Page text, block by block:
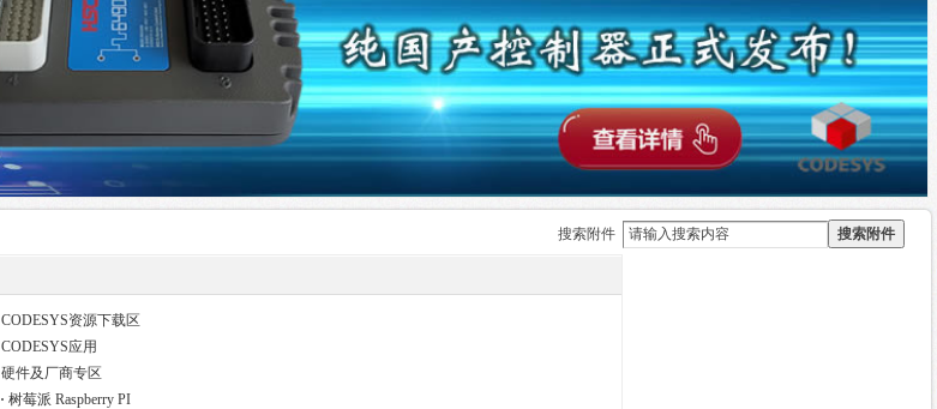
搜索附件 搜索附件
CODESYS资源下载区
CODESYS应用
硬件及厂商专区
· 树莓派 Raspberry PI